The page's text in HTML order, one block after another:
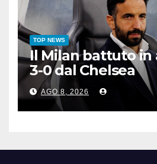
TOP NEWS
Il Milan battuto in
3-0 dal Chelsea
AGO 8, 2026